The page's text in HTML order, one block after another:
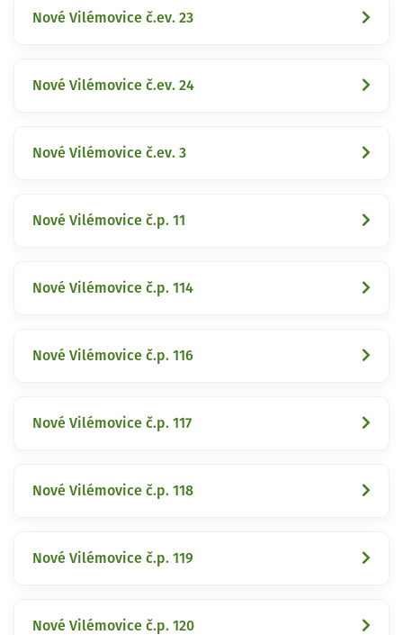
Nové Vilémovice č.ev. 23
Nové Vilémovice č.ev. 24
Nové Vilémovice č.ev. 3
Nové Vilémovice č.p. 11
Nové Vilémovice č.p. 114
Nové Vilémovice č.p. 116
Nové Vilémovice č.p. 117
Nové Vilémovice č.p. 118
Nové Vilémovice č.p. 119
Nové Vilémovice č.p. 120